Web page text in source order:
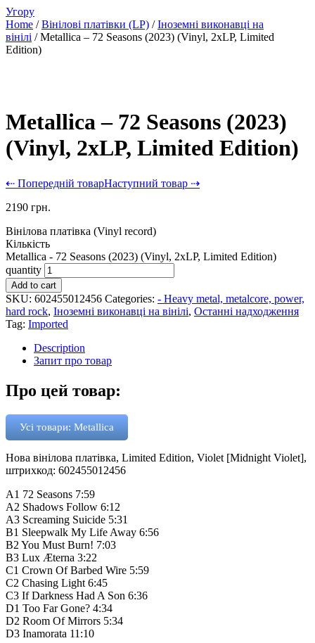
Угору
Home /Вінілові платівки (LP) /Іноземні виконавці на
вінілі / Metallica – 72 Seasons (2023) (Vinyl, 2xLP, Limited
Edition)
Metallica – 72 Seasons (2023)
(Vinyl, 2xLP, Limited Edition)
⇠ Попередній товарНаступний товар ⇢
2190 грн.
Вінілова платівка (Vinyl record)
Кількість
Metallica - 72 Seasons (2023) (Vinyl, 2xLP, Limited Edition)
quantity
Add to cart
SKU: 602455012456 Categories: - Heavy metal, metalcore, power,
hard rock, Іноземні виконавці на вінілі, Останні надходження
Tag: Imported
Description
Запит про товар
Про цей товар:
Усі товари: Metallica
Нова вінілова платівка, Limited Edition, Violet [Midnight Violet],
штрихкод: 602455012456
A1 72 Seasons 7:59
A2 Shadows Follow 6:12
A3 Screaming Suicide 5:31
B1 Sleepwalk My Life Away 6:56
B2 You Must Burn! 7:03
B3 Lux Æterna 3:22
C1 Crown Of Barbed Wire 5:59
C2 Chasing Light 6:45
C3 If Darkness Had A Son 6:36
D1 Too Far Gone? 4:34
D2 Room Of Mirrors 5:34
D3 Inamorata 11:10